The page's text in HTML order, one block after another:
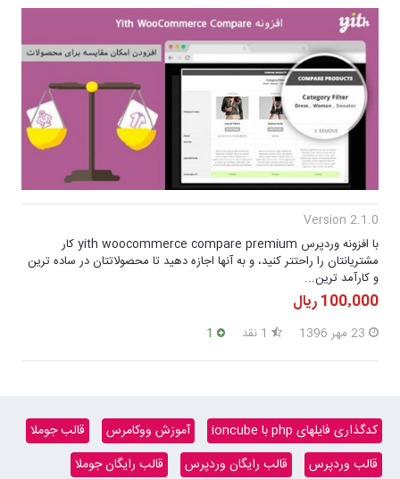
Version 2.1.0
با افزونه وردپرس yith woocommerce compare premium کار
مشتریانتان را راحتتر کنید، و به آنها اجازه دهید تا محصولاتتان در ساده ترین
و کارآمد ترین...
100٬000 ریال
23 مهر 1396
کدگذاری فایلهای php با ioncube آموزش ووکامرس
قالب جوملا
قالب وردپرس
قالب رایگان وردپرس قالب رایگان جوملا